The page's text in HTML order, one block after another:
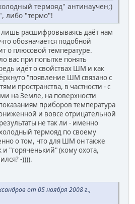
термояд" антинаучен;)
либо "термо"!
лишь расшифровываясь даёт нам
обозначается подобной
о плюсовой температуре.
вас при попытке понять
идёт о свойствах ШМ и как
"появление ШМ связано с
пространства, в частности - с
на Земле, на поверхности
приборов температура
и вовсе отрицательной
не так ли - именно
термояд по своему
о том, что для ШМ он также
и "горяченький" (кому охота,
-)))).
от 05 ноября 2008 г.,